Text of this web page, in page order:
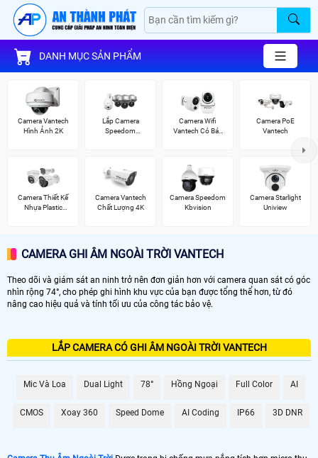
DANH MỤC SẢN PHẨM
Camera Vantech
Hình Ảnh 2K
Lắp Camera
Speedom
Camera Wifi
Vantech Có Báo
Camera PoE
Vantech
Camera Thiết Kế
Nhựa Plastic
Camera Vantech
Chất Lượng 4K
Camera Speedom
Kbvision
Camera Starlight
Uniview
CAMERA GHI ÂM NGOÀI TRỜI VANTECH
Theo dõi và giám sát an ninh trở nên đơn giản hơn với camera quan sát có góc
nhìn rộng 74°, cho phép ghi hình khu vực của bạn được tổng thể hơn, từ đó
nâng cao hiệu quả và tính tối ưu của công tác bảo vệ.
LẮP CAMERA CÓ GHI ÂM NGOÀI TRỜI VANTECH
Mic Và Loa Dual Light 78° Hồng Ngoại Full Color AI
CMOS Xoay 360 Speed Dome AI Coding IP66 3D DNR